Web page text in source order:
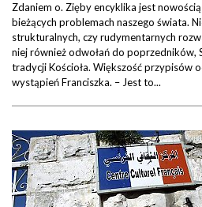
Zdaniem o. Zięby encyklika jest
bieżących problemach naszego świata.
strukturalnych, czy rudymentarnych
niej również odwołań do poprzedników,
tradycji Kościoła. Większość przypisów
wystąpień Franciszka. – Jest to...